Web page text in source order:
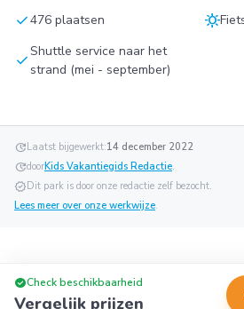
check476 plaatsen sunny
checkShuttle service naar het
strand (mei - september)
updateLaatst bijgewerkt:14 december 2022
updatedoorKids Vakantiegids Redactie.
verifiedDit park is door onze redactie zelf bezocht.
Lees meer over onze werkwijze.
check_circleCheck beschikbaarheid
Vergelijk prijzen